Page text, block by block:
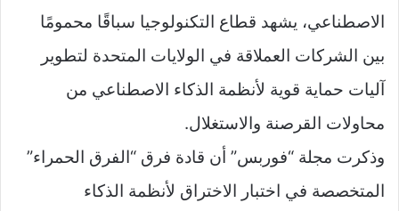
الاصطناعي، يشهد قطاع التكنولوجيا سباقًا محمومًا
بين الشركات العملاقة في الولايات المتحدة لتطوير
آليات حماية قوية لأنظمة الذكاء الاصطناعي من
محاولات القرصنة والاستغلال.
وذكرت مجلة “فوربس” أن قادة فرق “الفرق الحمراء”
المتخصصة في اختبار الاختراق لأنظمة الذكاء